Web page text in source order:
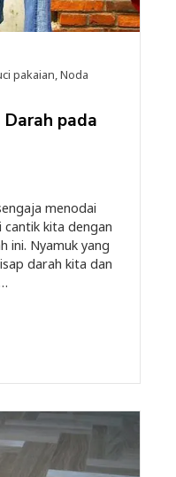
pakaian,Noda
pada
menodai
cantik kita dengan
ini. Nyamuk yang
darah kita dan